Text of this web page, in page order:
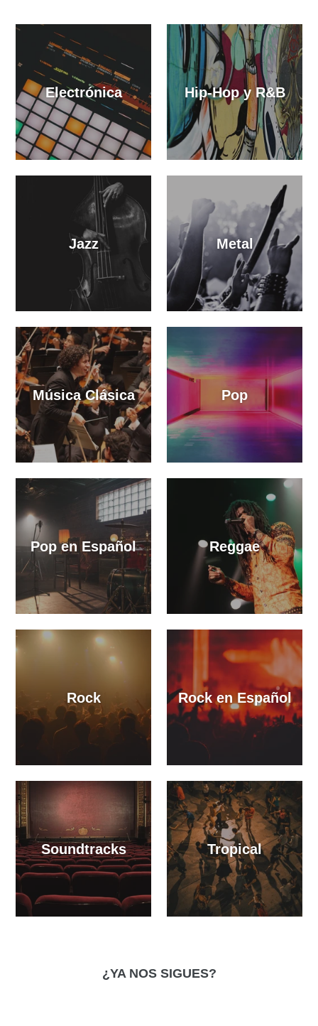
Electrónica Hip-Hop y R&B
Jazz Metal
Música Clásica Pop
Pop en Español Reggae
Rock Rock en Español
Soundtracks Tropical
¿YA NOS SIGUES?